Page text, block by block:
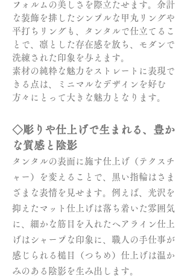
フォルムの美しさを際立たせます。余計
な装飾を排したシンプルな甲丸リングや
平打ちリングも、タンタルで仕立てるこ
とで、凛とした存在感を放ち、モダンで
洗練された印象を与えます。
素材の純粋な魅力をストレートに表現で
きる点は、ミニマルなデザインを好む
方々にとって大きな魅力となります。
◇彫りや仕上げで生まれる、豊か
な質感と陰影
タンタルの表面に施す仕上げ（テクスチ
ャー）を変えることで、黒い指輪はさま
ざまな表情を見せます。例えば、光沢を
抑えたマット仕上げは落ち着いた雰囲気
に、細かな筋目を入れたヘアライン仕上
げはシャープな印象に、職人の手仕事が
感じられる槌目（つちめ）仕上げは温か
みのある陰影を生み出します。